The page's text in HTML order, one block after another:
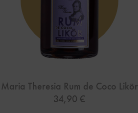
Maria Theresia Rum de Coco Likör
34,90€